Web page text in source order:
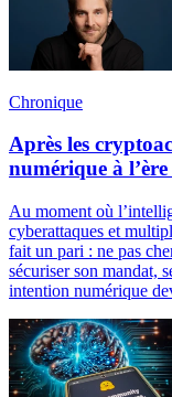
Chronique
Après les
numérique à
Au moment où
cyberattaques et
fait un pari : ne pas
sécuriser son mandat,
intention numérique